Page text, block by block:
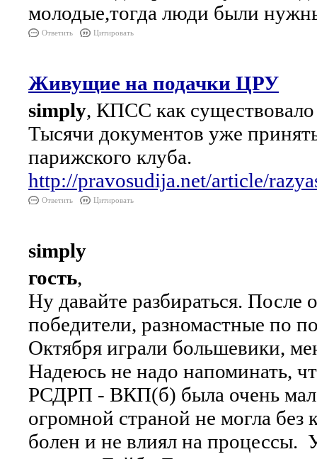
молодые,тогда люди были
Ответить Цитировать
Живущие на подачки ЦРУ
simply, КПСС как существовало
Тысячи документов уже
парижского клуба.
http://pravosudija.net/article/
Ответить Цитировать
simply
гость,
Ну давайте разбираться. После
победители, разномастные по
Октября играли большевики,
Надеюсь не надо напоминать,
РСДРП - ВКП(б) была очень
огромной страной не могла
болен и не влиял на процессы.